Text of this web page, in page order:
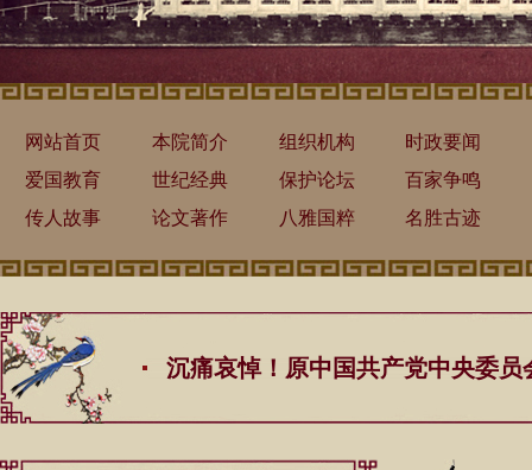
网站首页 本院简介 组织机构 时政要闻
爱国教育
世纪经典 保护论坛 百家争鸣
传人故事
论文著作 八雅国粹 名胜古迹
沉痛哀悼！原中国共产党中央委